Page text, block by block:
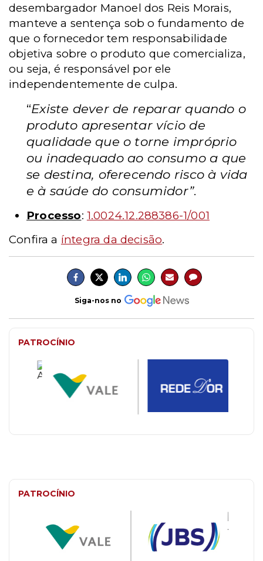
desembargador Manoel dos Reis Morais,
manteve a sentença sob o fundamento de
que o fornecedor tem responsabilidade
objetiva sobre o produto que comercializa,
ou seja, é responsável por ele
independentemente de culpa.
“Existe dever de reparar quando o
produto apresentar vício de
qualidade que o torne impróprio
ou inadequado ao consumo a que
se destina, oferecendo risco à vida
e à saúde do consumidor”.
Processo: 1.0024.12.288386-1/001
Confira a íntegra da decisão.
Siga-nos no
PATROCÍNIO
PATROCÍNIO